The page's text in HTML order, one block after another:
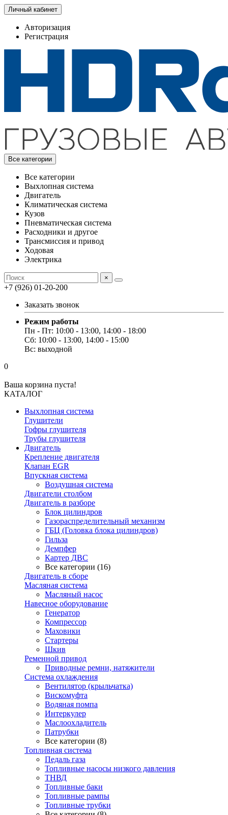
Личный кабинет
Авторизация
Регистрация
Все категории
Все категории
Выхлопная система
Двигатель
Климатическая система
Кузов
Пневматическая система
Расходники и другое
Трансмиссия и привод
Ходовая
Электрика
×
+7 (926) 01-20-200
Заказать звонок
Режим работы
Пн - Пт: 10:00 - 13:00, 14:00 - 18:00
Сб: 10:00 - 13:00, 14:00 - 15:00
Вс: выходной
0
Ваша корзина пуста!
КАТАЛОГ
Выхлопная система
Глушители
Гофры глушителя
Трубы глушителя
Двигатель
Крепление двигателя
Клапан EGR
Впускная система
Воздушная система
Двигатели столбом
Двигатель в разборе
Блок цилиндров
Газораспределительный механизм
ГБЦ (Головка блока цилиндров)
Гильза
Демпфер
Картер ДВС
Все категории (16)
Двигатель в сборе
Масляная система
Масляный насос
Навесное оборудование
Генератор
Компрессор
Маховики
Стартеры
Шкив
Ременной привод
Приводные ремни, натяжители
Система охлаждения
Вентилятор (крыльчатка)
Вискомуфта
Водяная помпа
Интеркулер
Маслоохладитель
Патрубки
Все категории (8)
Топливная система
Педаль газа
Топливные насосы низкого давления
ТНВД
Топливные баки
Топливные рампы
Топливные трубки